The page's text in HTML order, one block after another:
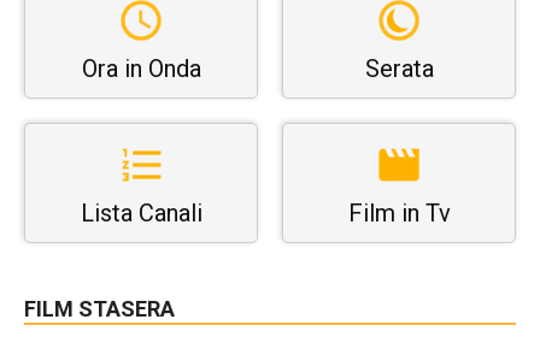
Ora in Onda Serata
Lista Canali Film in Tv
FILM STASERA